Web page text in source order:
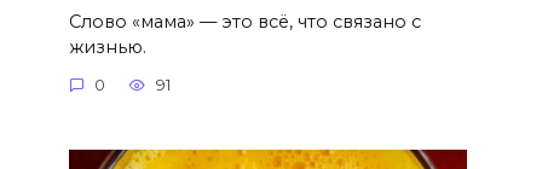
Слово «мама» — это всё, что связано с
жизнью.
0 91